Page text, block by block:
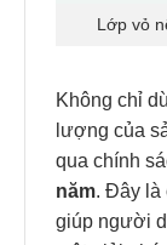
Lớp vỏ
Không chỉ
lượng của
qua chính
năm. Đây là
giúp người